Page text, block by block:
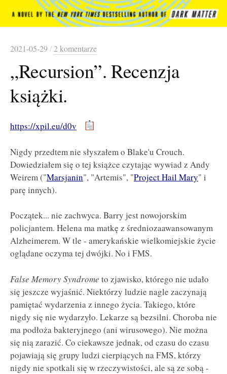
2021-05-29/2 komentarze
„Recursion”. Recenzja
książki.
https://xpil.eu/d0v
Nigdy przedtem nie słyszałem o Blake'u Crouch.
Dowiedziałem się o tej książce czytając wywiad z Andy
Weirem ("Marsjanin", "Artemis", "Project Hail Mary" i
parę innych).
Początek... nie zachwyca. Barry jest nowojorskim
policjantem. Helena ma matkę z średniozaawansowanym
Alzheimerem. W tle - amerykańskie wielkomiejskie życie
oglądane oczyma tej dwójki. No i FMS.
False Memory Syndrome to zjawisko, którego nie udało
się jeszcze wyjaśnić. Niektórzy ludzie nagle zaczynają
pamiętać wydarzenia z innego życia. Takiego, które
nigdy się nie wydarzyło. Lekarze są bezsilni. Choroba nie
ma podłoża bakteryjnego (ani wirusowego). Nie można
się nią zarazić. Co ciekawsze jednak, od czasu do czasu
pojawiają się grupy ludzi cierpiących na FMS, którzy
nigdy nie spotkali się w rzeczywistości, ale są ze sobą -